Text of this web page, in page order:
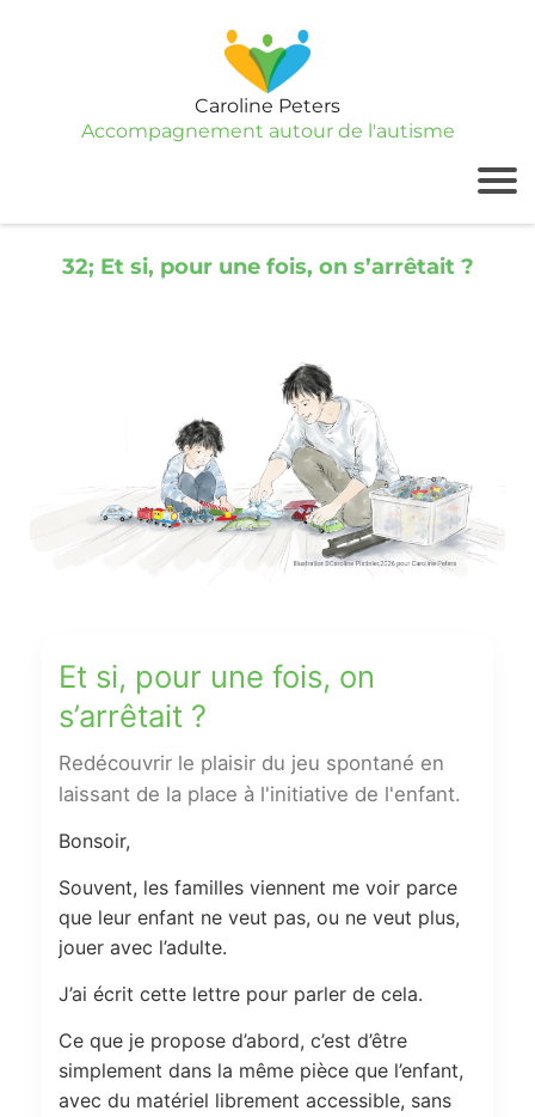
Caroline Peters
Accompagnement autour de l'autisme
32; Et si, pour une fois, on s’arrêtait ?
Et si, pour une fois, on
s’arrêtait ?
Redécouvrir le plaisir du jeu spontané en
laissant de la place à l'initiative de l'enfant.
Bonsoir,
Souvent, les familles viennent me voir parce
que leur enfant ne veut pas, ou ne veut plus,
jouer avec l’adulte.
J’ai écrit cette lettre pour parler de cela.
Ce que je propose d’abord, c’est d’être
simplement dans la même pièce que l’enfant,
avec du matériel librement accessible, sans